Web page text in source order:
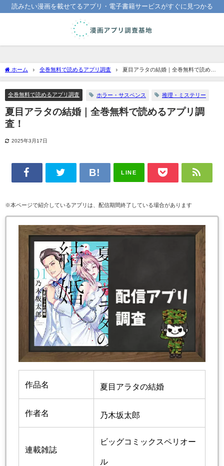
読みたい漫画を載せてるアプリ・電子書籍サービスがすぐに見つかる
ホーム 全巻無料で読めるアプリ調査
夏目アラタの結婚｜全巻無料で読める
アプリ調査！
全巻無料で読めるアプリ調査 ホラー・サスペンス 推理・ミステリー
夏目アラタの結婚｜全巻無料で読めるアプリ調
査！
2025年3月17日
LINE
※本ページで紹介しているアプリは、配信期間終了している場合があります
作品名 夏目アラタの結婚
作者名 乃木坂太郎
連載雑誌
ビッグコミックスペリオー
ル